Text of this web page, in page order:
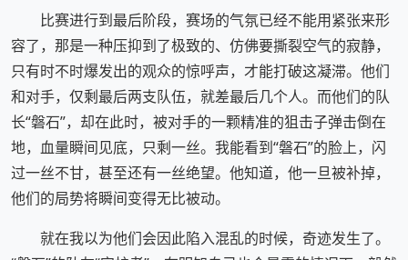
比赛进行到最后阶段，赛场的气氛已经不能用紧张来形
容了，那是一种压抑到了极致的、仿佛要撕裂空气的寂静，
只有时不时爆发出的观众的惊呼声，才能打破这凝滞。他们
和对手，仅剩最后两支队伍，就差最后几个人。而他们的队
长“磐石”，却在此时，被对手的一颗精准的狙击子弹击倒在
地，血量瞬间见底，只剩一丝。我能看到“磐石”的脸上，闪
过一丝不甘，甚至还有一丝绝望。他知道，他一旦被补掉，
他们的局势将瞬间变得无比被动。
就在我以为他们会因此陷入混乱的时候，奇迹发生了。